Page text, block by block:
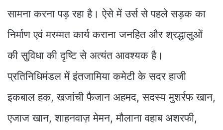
सामना करना पड़ रहा है। ऐसे में उर्स से पहले सड़क का
निर्माण एवं मरम्मत कार्य कराना जनहित और श्रद्धालुओं
की सुविधा की दृष्टि से अत्यंत आवश्यक है।
प्रतिनिधिमंडल में इंतजामिया कमेटी के सदर हाजी
इकबाल हक, खजांची फैजान अहमद, सदस्य मुशर्रफ खान,
एजाज खान, शाहनवाज़ मेमन, मौलाना वहाब अशरफी,